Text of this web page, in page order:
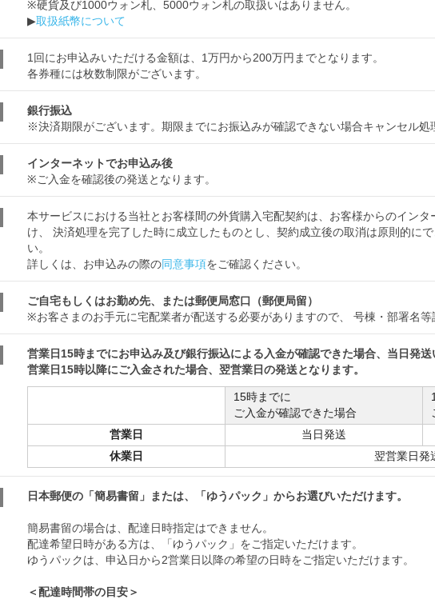
※硬貨及び1000ウォン札、5000ウォン札の取扱いはありません。
▶取扱紙幣について
1回にお申込みいただける金額は、1万円から200万円までとなります。
各券種には枚数制限がございます。
銀行振込
※決済期限がございます。期限までにお振込みが確認できない場合キャンセル処
インターネットでお申込み後
※ご入金を確認後の発送となります。
本サービスにおける当社とお客様間の外貨購入宅配契約は、お客様からのイン
け、 決済処理を完了した時に成立したものとし、契約成立後の取消は原則的に
い。
詳しくは、お申込みの際の同意事項をご確認ください。
ご自宅もしくはお勤め先、または郵便局窓口（郵便局留）
※お客さまのお手元に宅配業者が配送する必要がありますので、 号棟・部署名等
営業日15時までにお申込み及び銀行振込による入金が確認できた場合、当日発送
営業日15時以降にご入金された場合、翌営業日の発送となります。
15時までに
ご入金が確認できた場合
営業日
当日発送
休業日
翌営業日発
日本郵便の「簡易書留」または、「ゆうパック」からお選びいただけます。
簡易書留の場合は、配達日時指定はできません。
配達希望日時がある方は、「ゆうパック」をご指定いただけます。
ゆうパックは、申込日から2営業日以降の希望の日時をご指定いただけます。
＜配達時間帯の目安＞